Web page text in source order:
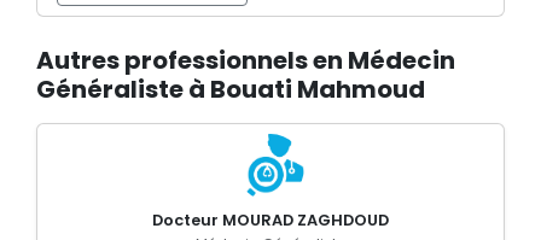
Autres professionnels en Médecin
Généraliste à Bouati Mahmoud
Docteur MOURAD ZAGHDOUD